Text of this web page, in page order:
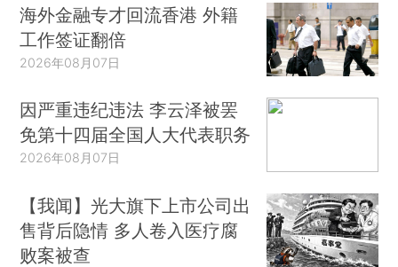
海外金融专才回流香港 外籍
工作签证翻倍
2026年08月07日
因严重违纪违法 李云泽被罢
免第十四届全国人大代表职务
2026年08月07日
【我闻】光大旗下上市公司出
售背后隐情 多人卷入医疗腐
败案被查